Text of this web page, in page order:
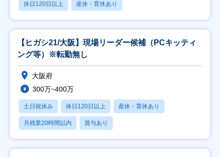
休日120日以上 産休・育休あり
【ヒガシ21/大阪】現場リーダー候補（PCキッティ
ング等）※転勤無し
大阪府
300万~400万
土日祝休み 休日120日以上 産休・育休あり
月残業20時間以内 賞与あり